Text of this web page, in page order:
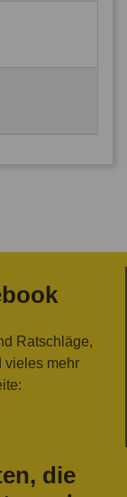
Ratschläge,
vieles mehr
die